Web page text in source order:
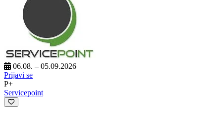
06.08. – 05.09.2026
Prijavi se
P+
Servicepoint